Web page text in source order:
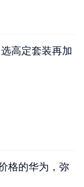
高定套装再加
格的华为，弥